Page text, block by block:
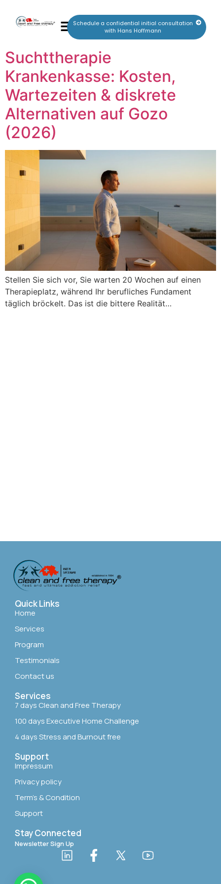
Schedule a confidential initial consultation
with Hans Hoffmann
Suchttherapie
Krankenkasse: Kosten,
Wartezeiten & diskrete
Alternativen auf Gozo
(2026)
Stellen Sie sich vor, Sie warten 20 Wochen auf einen
Therapieplatz, während Ihr berufliches Fundament
täglich bröckelt. Das ist die bittere Realität…
Quick Links
Home
Services
Program
Testimonials
Contact us
Services
7 days Clean and Free Therapy
100 days Executive Home Challenge
4 days Stress and Burnout free
Support
Impressum
Privacy policy
Term’s & Condition
Support
Stay Connected
Newsletter Sign Up